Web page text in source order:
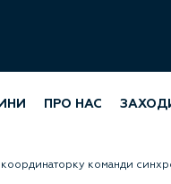
ПРО НАС
команди